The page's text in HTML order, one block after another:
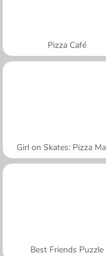
Pizza Café
Girl on Skates: Pizza
Best Friends Puzzle